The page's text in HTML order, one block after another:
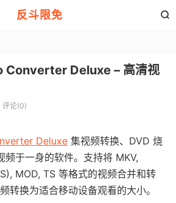
反斗限免 
Converter Deluxe – 高清视
评论(0)
Deluxe 集视频转换、DVD 烧
于一身的软件。支持将 MKV,
MOD, TS 等格式的视频合并和转
转换为适合移动设备观看的大小。